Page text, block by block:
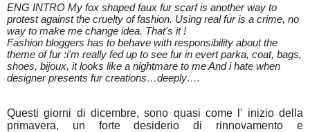
ENG INTRO My fox shaped faux fur scarf is another way to
protest against the cruelty of fashion. Using real fur is a crime, no
way to make me change idea. That's it !
Fashion bloggers has to behave with responsibility about the
theme of fur :i'm really fed up to see fur in evert parka, coat, bags,
shoes, bijoux, it looks like a nightmare to me And i hate when
designer presents fur creations…deeply….
Questi giorni di dicembre, sono quasi come l' inizio della
primavera, un forte desiderio di rinnovamento e